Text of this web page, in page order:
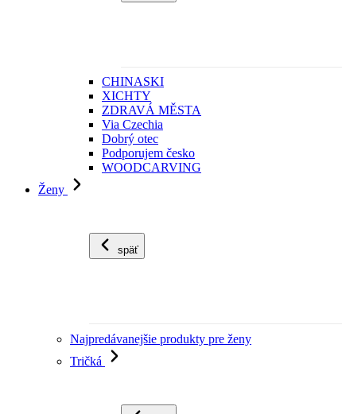
CHINASKI
XICHTY
ZDRAVÁ MĚSTA
Via Czechia
Dobrý otec
Podporujem česko
WOODCARVING
Ženy
späť
Najpredávanejšie produkty pre ženy
Tričká